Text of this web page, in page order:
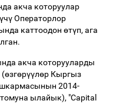
акча которуулар
чүОператорлор
каттоодон өтүп, ага
акча которууларды
(өзгөрүүлөр Кыргыз
2014-
ылайык), "Capital